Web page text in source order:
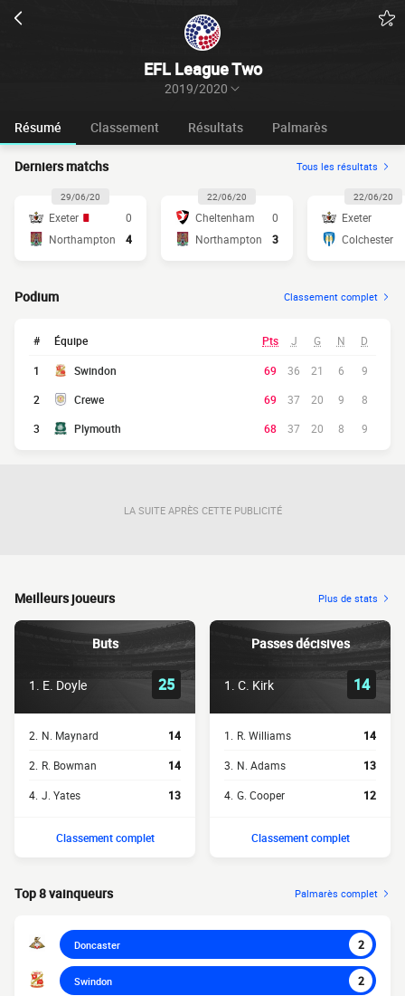
EFL League Two
2019/2020
Résumé Classement Résultats Palmarès
Derniers matchs Tous les résultats
29/06/20
Exeter
0
Northampton
4
22/06/20
Cheltenham
0
Northampton
3
22/06/20
Exeter
Colchester
Podium Classement complet
# Équipe Pts J G N D
1 Swindon 69 36 21 6
9
2
Crewe 69 37 20 9
8
3
Plymouth 68 37 20 8 9
LA SUITE APRÈS CETTE PUBLICITÉ
Meilleurs joueurs Plus de stats
Buts
1. E. Doyle 25
2. N. Maynard 14
2. R. Bowman 14
4. J. Yates 13
Classement complet
Passes décisives
1. C. Kirk 14
1. R. Williams 14
3. N. Adams 13
4. G. Cooper 12
Classement complet
Top 8 vainqueurs Palmarès complet
Doncaster 2
Swindon 2